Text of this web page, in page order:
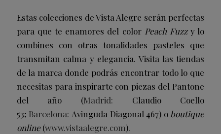
Estas colecciones de Vista Alegre serán perfectas
para que te enamores del color Peach Fuzzy lo
combines con otras tonalidades pasteles que
transmitan calma y elegancia. Visita las tiendas
de la marca donde podrás encontrar todo lo que
necesitas para inspirarte con piezas del Pantone
del año (Madrid: Claudio Coello
53; Barcelona: Avinguda Diagonal 467) o boutique
online(www.vistaalegre.com).